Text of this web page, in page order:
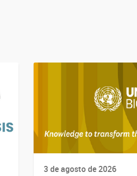
3 de agosto de 2026